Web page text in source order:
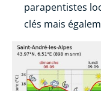
parapentistes
clés mais